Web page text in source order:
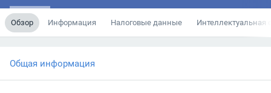
Обзор Информация Налоговые данные Интеллектуальная
Общая информация